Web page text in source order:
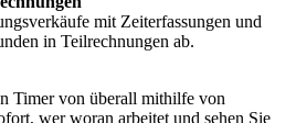
mit Zeiterfassungen und
in Teilrechnungen ab.
Timer von überall mithilfe von
wer woran arbeitet und sehen Sie